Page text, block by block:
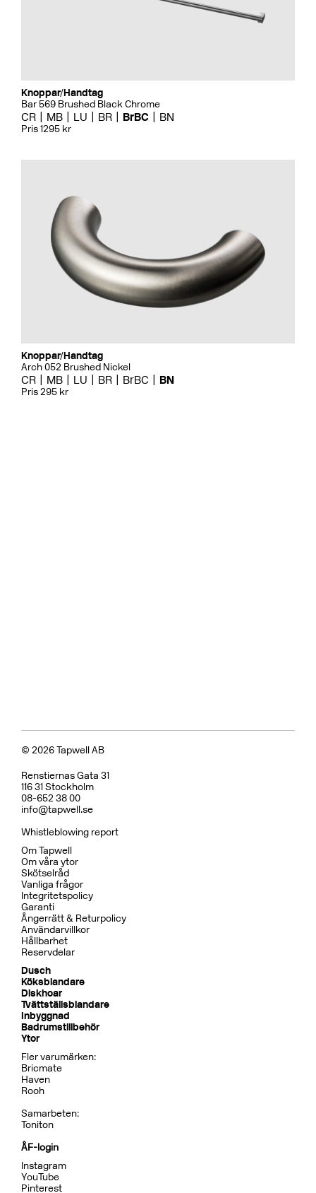
Knoppar/Handtag
Bar 569 Brushed Black Chrome
CR MB LU BR BrBC BN
Pris 1295 kr
Knoppar/Handtag
Arch 052 Brushed Nickel
CR MB LU BR BrBC BN
Pris 295 kr
© 2026 Tapwell AB
Renstiernas Gata 31
116 31 Stockholm
08-652 38 00
info@tapwell.se
Whistleblowing report
Om Tapwell
Om våra ytor
Skötselråd
Vanliga frågor
Integritetspolicy
Garanti
Ångerrätt & Returpolicy
Användarvillkor
Hållbarhet
Reservdelar
Dusch
Köksblandare
Diskhoar
Tvättställsblandare
Inbyggnad
Badrumstillbehör
Ytor
Fler varumärken:
Bricmate
Haven
Rooh
Samarbeten:
Toniton
ÅF-login
Instagram
YouTube
Pinterest